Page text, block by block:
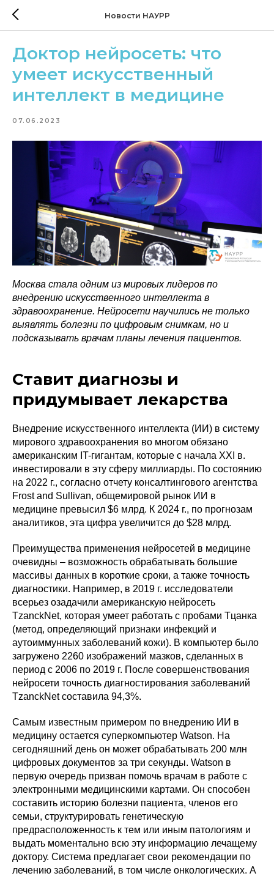
Новости НАУРР
Доктор нейросеть: что
умеет искусственный
интеллект в медицине
07.06.2023
Москва стала одним из мировых лидеров по
внедрению искусственного интеллекта в
здравоохранение. Нейросети научились не только
выявлять болезни по цифровым снимкам, но и
подсказывать врачам планы лечения пациентов.
Ставит диагнозы и
придумывает лекарства
Внедрение искусственного интеллекта (ИИ) в систему
мирового здравоохранения во многом обязано
американским IT-гигантам, которые с начала XXI в.
инвестировали в эту сферу миллиарды. По состоянию
на 2022 г., согласно отчету консалтингового агентства
Frost and Sullivan, общемировой рынок ИИ в
медицине превысил $6 млрд. К 2024 г., по прогнозам
аналитиков, эта цифра увеличится до $28 млрд.
Преимущества применения нейросетей в медицине
очевидны – возможность обрабатывать большие
массивы данных в короткие сроки, а также точность
диагностики. Например, в 2019 г. исследователи
всерьез озадачили американскую нейросеть
TzanckNet, которая умеет работать с пробами Тцанка
(метод, определяющий признаки инфекций и
аутоиммунных заболеваний кожи). В компьютер было
загружено 2260 изображений мазков, сделанных в
период с 2006 по 2019 г. После совершенствования
нейросети точность диагностирования заболеваний
TzanckNet составила 94,3%.
Самым известным примером по внедрению ИИ в
медицину остается суперкомпьютер Watson. На
сегодняшний день он может обрабатывать 200 млн
цифровых документов за три секунды. Watson в
первую очередь призван помочь врачам в работе с
электронными медицинскими картами. Он способен
составить историю болезни пациента, членов его
семьи, структурировать генетическую
предрасположенность к тем или иным патологиям и
выдать моментально всю эту информацию лечащему
доктору. Система предлагает свои рекомендации по
лечению заболеваний, в том числе онкологических. А